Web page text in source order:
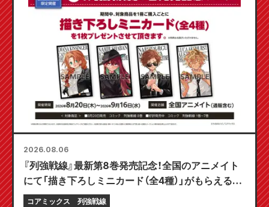
2026.08.06
『列強戦線』最新第8巻発売記念！全国のアニメイト
にて「描き下ろしミニカード（全4種）」がもらえる限
定フェアが8月20日より開催決定！
コアミックス 列強戦線